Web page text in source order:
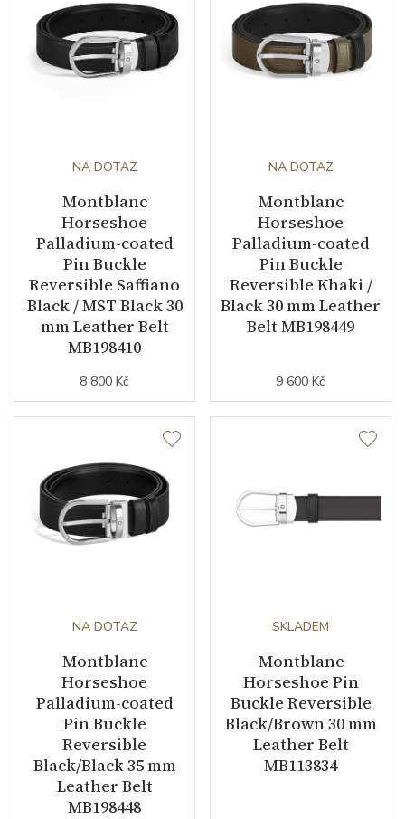
NA DOTAZ
Montblanc
Horseshoe
Palladium-coated
Pin Buckle
Reversible Saffiano
Black / MST Black 30
mm Leather Belt
MB198410
8 800 Kč
NA DOTAZ
Montblanc
Horseshoe
Palladium-coated
Pin Buckle
Reversible Khaki /
Black 30 mm Leather
Belt MB198449
9 600 Kč
NA DOTAZ
Montblanc
Horseshoe
Palladium-coated
Pin Buckle
Reversible
Black/Black 35 mm
Leather Belt
MB198448
SKLADEM
Montblanc
Horseshoe Pin
Buckle Reversible
Black/Brown 30 mm
Leather Belt
MB113834